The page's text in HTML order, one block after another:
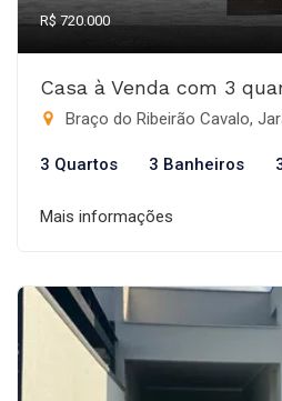
R$ 720.000
Casa à Venda com 3
Braço do Ribeirão Cavalo,
3 Quartos 3 Banheiros
Mais informações